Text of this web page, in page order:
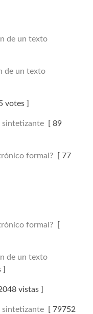
de un texto
de un texto
votes ]
sintetizante[ 89
formal?[ 77
formal?[
de un texto
]
vistas ]
sintetizante[ 79752